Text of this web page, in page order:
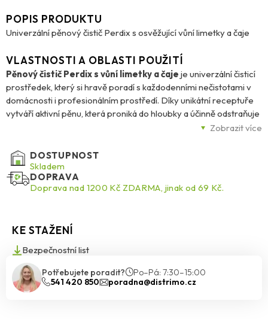
POPIS PRODUKTU
Univerzální pěnový čistič Perdix s osvěžující vůní limetky a čaje
Zobrazit více
VLASTNOSTI A OBLASTI POUŽITÍ
Pěnový čistič Perdix s vůní limetky a čaje je univerzální čisticí
prostředek, který si hravě poradí s každodenními nečistotami v
domácnosti i profesionálním prostředí. Díky unikátní receptuře
vytváří aktivní pěnu, která proniká do hloubky a účinně odstraňuje
mastnotu, ulpělou špínu, prach, otisky prstů a další nežádoucí
oken, zrcadel, plastů i kovů.
Pěnový čistič nejen čistí, ale zároveň chrání povrchy před
antistatickým nabíjením, a kovovým materiálům navíc dodává
vůni limetky a čaje promění úklid v příjemný zážitek. Tento čistič je
perfektní volbou pro každodenní péči o váš domov. Objem balení
je 150 ml.
DOSTUPNOST
Skladem
DOPRAVA
Doprava nad 1200 Kč ZDARMA, jinak od 69 Kč.
KE STAŽENÍ
Bezpečnostní list
Potřebujete poradit?
Po–Pá: 7:30–15:00
541 420 850
poradna@distrimo.cz